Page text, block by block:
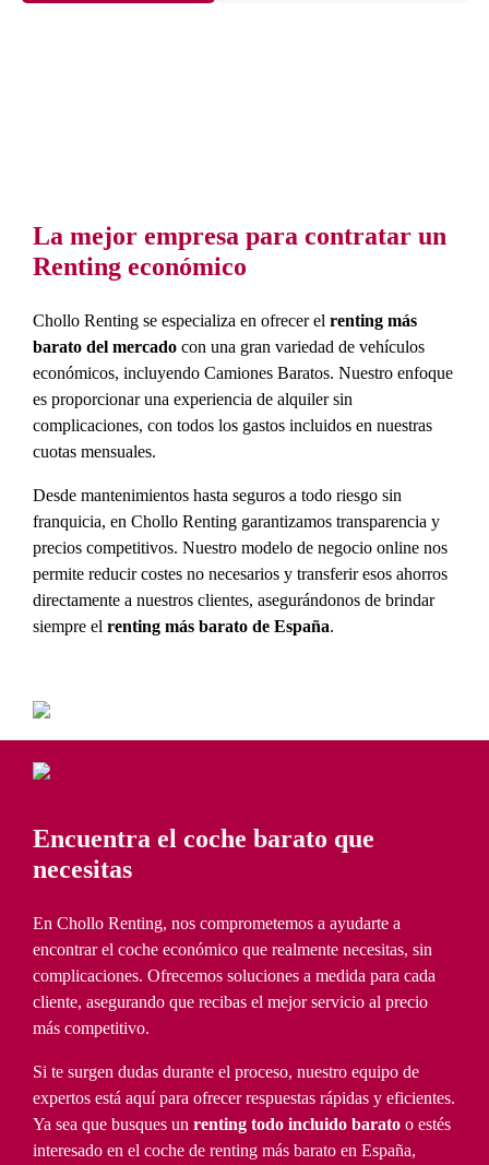
La mejor empresa para contratar un
Renting económico
Chollo Renting se especializa en ofrecer el renting más
barato del mercado con una gran variedad de vehículos
económicos, incluyendo Camiones Baratos. Nuestro enfoque
es proporcionar una experiencia de alquiler sin
complicaciones, con todos los gastos incluidos en nuestras
cuotas mensuales.
Desde mantenimientos hasta seguros a todo riesgo sin
franquicia, en Chollo Renting garantizamos transparencia y
precios competitivos. Nuestro modelo de negocio online nos
permite reducir costes no necesarios y transferir esos ahorros
directamente a nuestros clientes, asegurándonos de brindar
siempre el renting más barato de España.
Encuentra el coche barato que
necesitas
En Chollo Renting, nos comprometemos a ayudarte a
encontrar el coche económico que realmente necesitas, sin
complicaciones. Ofrecemos soluciones a medida para cada
cliente, asegurando que recibas el mejor servicio al precio
más competitivo.
Si te surgen dudas durante el proceso, nuestro equipo de
expertos está aquí para ofrecer respuestas rápidas y eficientes.
Ya sea que busques un renting todo incluido barato o estés
interesado en el coche de renting más barato en España,